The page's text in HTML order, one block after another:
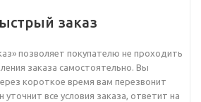
заказ
позволяет покупателю не проходить
заказа самостоятельно. Вы
короткое время вам перезвонит
все условия заказа, ответит на